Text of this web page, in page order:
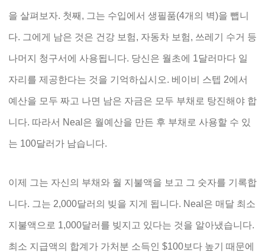
을 살펴보자. 첫째, 그는 수입에서 생필품(4개의 벽)을 뺍니
다. 그에게 남은 것은 건강 보험, 자동차 보험, 쓰레기 수거 등
나머지 청구서에 사용됩니다. 당신은 월초에 1달러마다 일
자리를 제공한다는 것을 기억하십시오. 베이비 스텝 2에서
예산을 모두 짜고 나면 남은 자금은 모두 부채로 탕진해야 합
니다. 따라서 Neal은 월예산을 만든 후 부채로 사용할 수 있
는 100달러가 남습니다.
이제 그는 자신의 부채와 월 지불액을 보고 그 숫자를 기록합
니다. 그는 2,000달러의 빚을 지게 됩니다. Neal은 매달 최소
지불액으로 1,000달러를 빚지고 있다는 것을 알아냈습니다.
최소 지급액의 합계가 가처분 소득인 $100보다 높기 때문에